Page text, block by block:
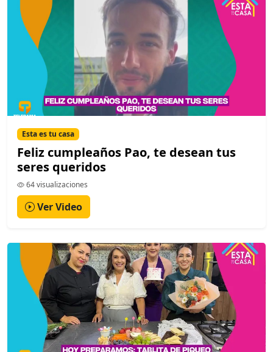
Esta es tu casa
Feliz cumpleaños Pao, te desean tus
seres queridos
64 visualizaciones
Ver Video